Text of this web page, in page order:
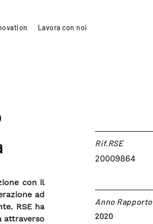
Lavora con noi
con il
ad
RSE ha
attraverso
Rif.RSE​
20009864
Anno Rapporto
2020